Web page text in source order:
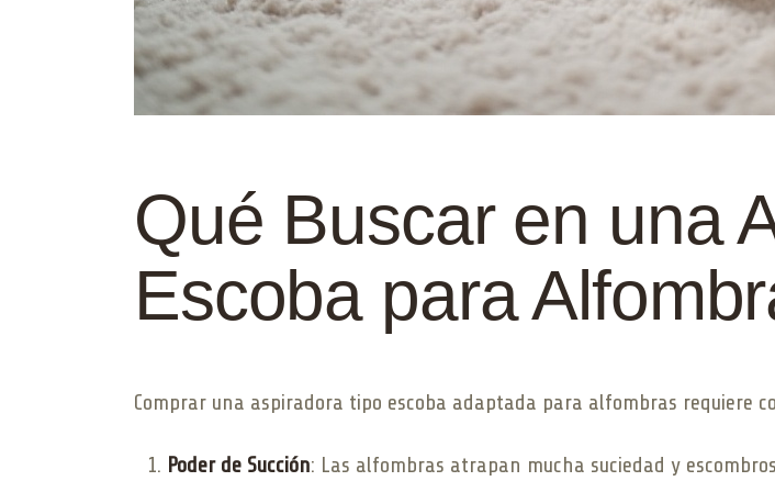
Qué Buscar en una
Escoba para
Comprar una aspiradora tipo escoba adaptada para alfombras requiere
Poder de Succión: Las alfombras atrapan mucha suciedad y